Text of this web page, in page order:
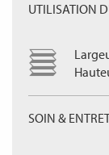
UTILISATION
SOIN &